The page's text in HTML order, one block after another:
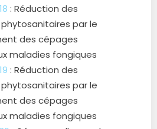
: Réduction des
par le
des cépages
maladies fongiques
: Réduction des
par le
des cépages
maladies fongiques